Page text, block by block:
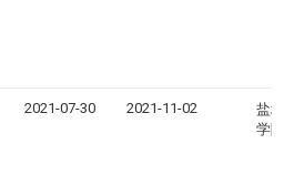
2021-07-30 2021-11-02
盐城
学院